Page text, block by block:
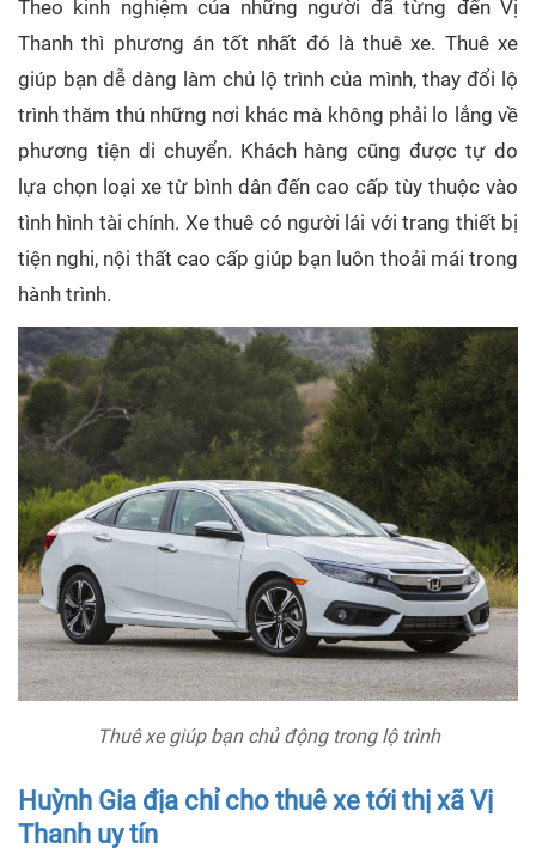
Theo kinh nghiệm của những người đã từng đến Vị
Thanh thì phương án tốt nhất đó là thuê xe. Thuê xe
giúp bạn dễ dàng làm chủ lộ trình của mình, thay đổi lộ
trình thăm thú những nơi khác mà không phải lo lắng về
phương tiện di chuyển. Khách hàng cũng được tự do
lựa chọn loại xe từ bình dân đến cao cấp tùy thuộc vào
tình hình tài chính. Xe thuê có người lái với trang thiết bị
tiện nghi, nội thất cao cấp giúp bạn luôn thoải mái trong
hành trình.
Thuê xe giúp bạn chủ động trong lộ trình
Huỳnh Gia địa chỉ cho thuê xe tới thị xã Vị
Thanh uy tín